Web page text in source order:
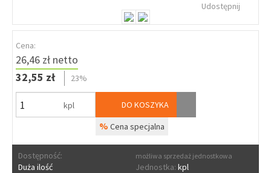
Udostępnij
Cena:
26,46 zł netto
32,55 zł
23%
kpl DO KOSZYKA
% Cena specjalna
Dostępność:
Duża ilość
możliwa sprzedaż jednostkowa
Jednostka: kpl